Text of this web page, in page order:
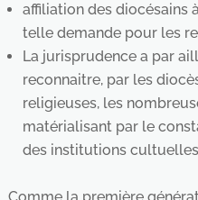
affiliation des diocésains
telle demande pour les
La jurisprudence a par
reconnaitre, par les
religieuses, les
matérialisant par le
des institutions